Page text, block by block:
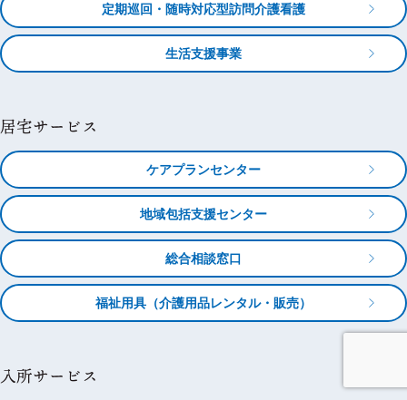
定期巡回・随時対応型訪問介護看護
生活支援事業
居宅サービス
ケアプランセンター
地域包括支援センター
総合相談窓口
福祉用具（介護用品レンタル・販売）
入所サービス